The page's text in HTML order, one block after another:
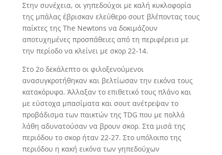
Στην συνέχεια, οι γηπεδούχοι με καλή κυκλοφορία
της μπάλας έβρισκαν ελεύθερο σουτ βλέποντας τους
παίκτες της The Νewtons να δοκιμάζουν
αποτυχημένες προσπάθειες από τη περιφέρεια με
την περίοδο να κλείνει με σκορ 22-14.
Στο 2ο δεκάλεπτο οι φιλοξενούμενοι
ανασυγκροτήθηκαν και βελτίωσαν την εικόνα τους
κατακόρυφα. Άλλαξαν το επιθετικό τους πλάνο και
με εύστοχα μπασίματα και σουτ ανέτρεψαν το
προβάδισμα των παικτών της TDG που με πολλά
λάθη αδυνατούσαν να βρουν σκορ. Στα μισά της
περιόδου το σκορ ήταν 22-27. Στο υπόλοιπο της
περιόδου η κακή εικόνα των γηπεδούχων